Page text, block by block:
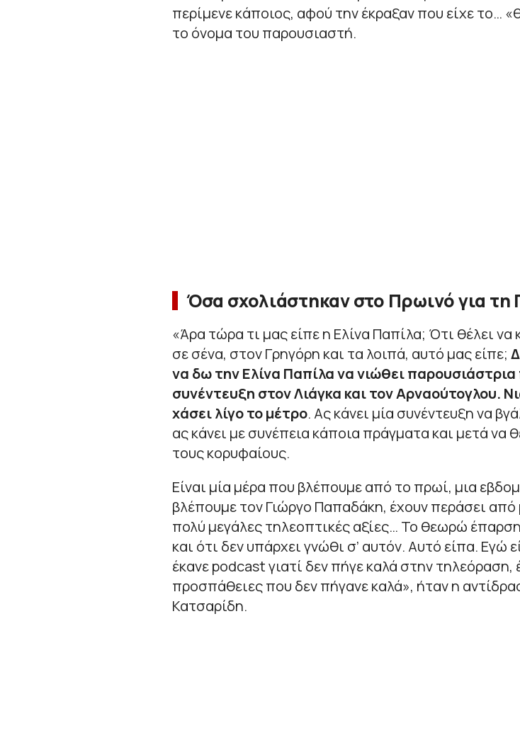
περίμενε κάποιος, αφού την έκραξαν που είχε το…
το όνομα του παρουσιαστή.
Όσα σχολιάστηκαν στο Πρωινό για τη
«Άρα τώρα τι μας είπε η Ελίνα Παπίλα; Ότι θέλει να
σε σένα, στον Γρηγόρη και τα λοιπά, αυτό μας είπε;
να δω την Ελίνα Παπίλα να νιώθει
συνέντευξη στον Λιάγκα και τον Αρναούτογλου.
χάσει λίγο το μέτρο. Ας κάνει μία συνέντευξη να
ας κάνει με συνέπεια κάποια πράγματα και μετά να
τους κορυφαίους.
Είναι μία μέρα που βλέπουμε από το πρωί, μια
βλέπουμε τον Γιώργο Παπαδάκη, έχουν περάσει
πολύ μεγάλες τηλεοπτικές αξίες… Το θεωρώ
και ότι δεν υπάρχει γνώθι σ’ αυτόν. Αυτό είπα. Εγώ
έκανε podcast γιατί δεν πήγε καλά στην τηλεόραση,
προσπάθειες που δεν πήγανε καλά», ήταν η
Κατσαρίδη.